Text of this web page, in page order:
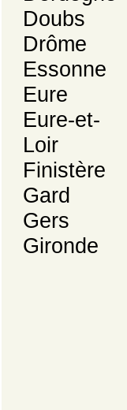
Doubs
Drôme
Essonne
Eure
Eure-et-
Loir
Finistère
Gard
Gers
Gironde